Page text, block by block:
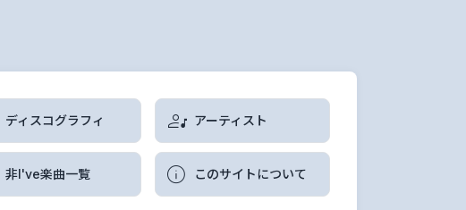
ディスコグラフィ アーティスト
非I've楽曲一覧 このサイトについて